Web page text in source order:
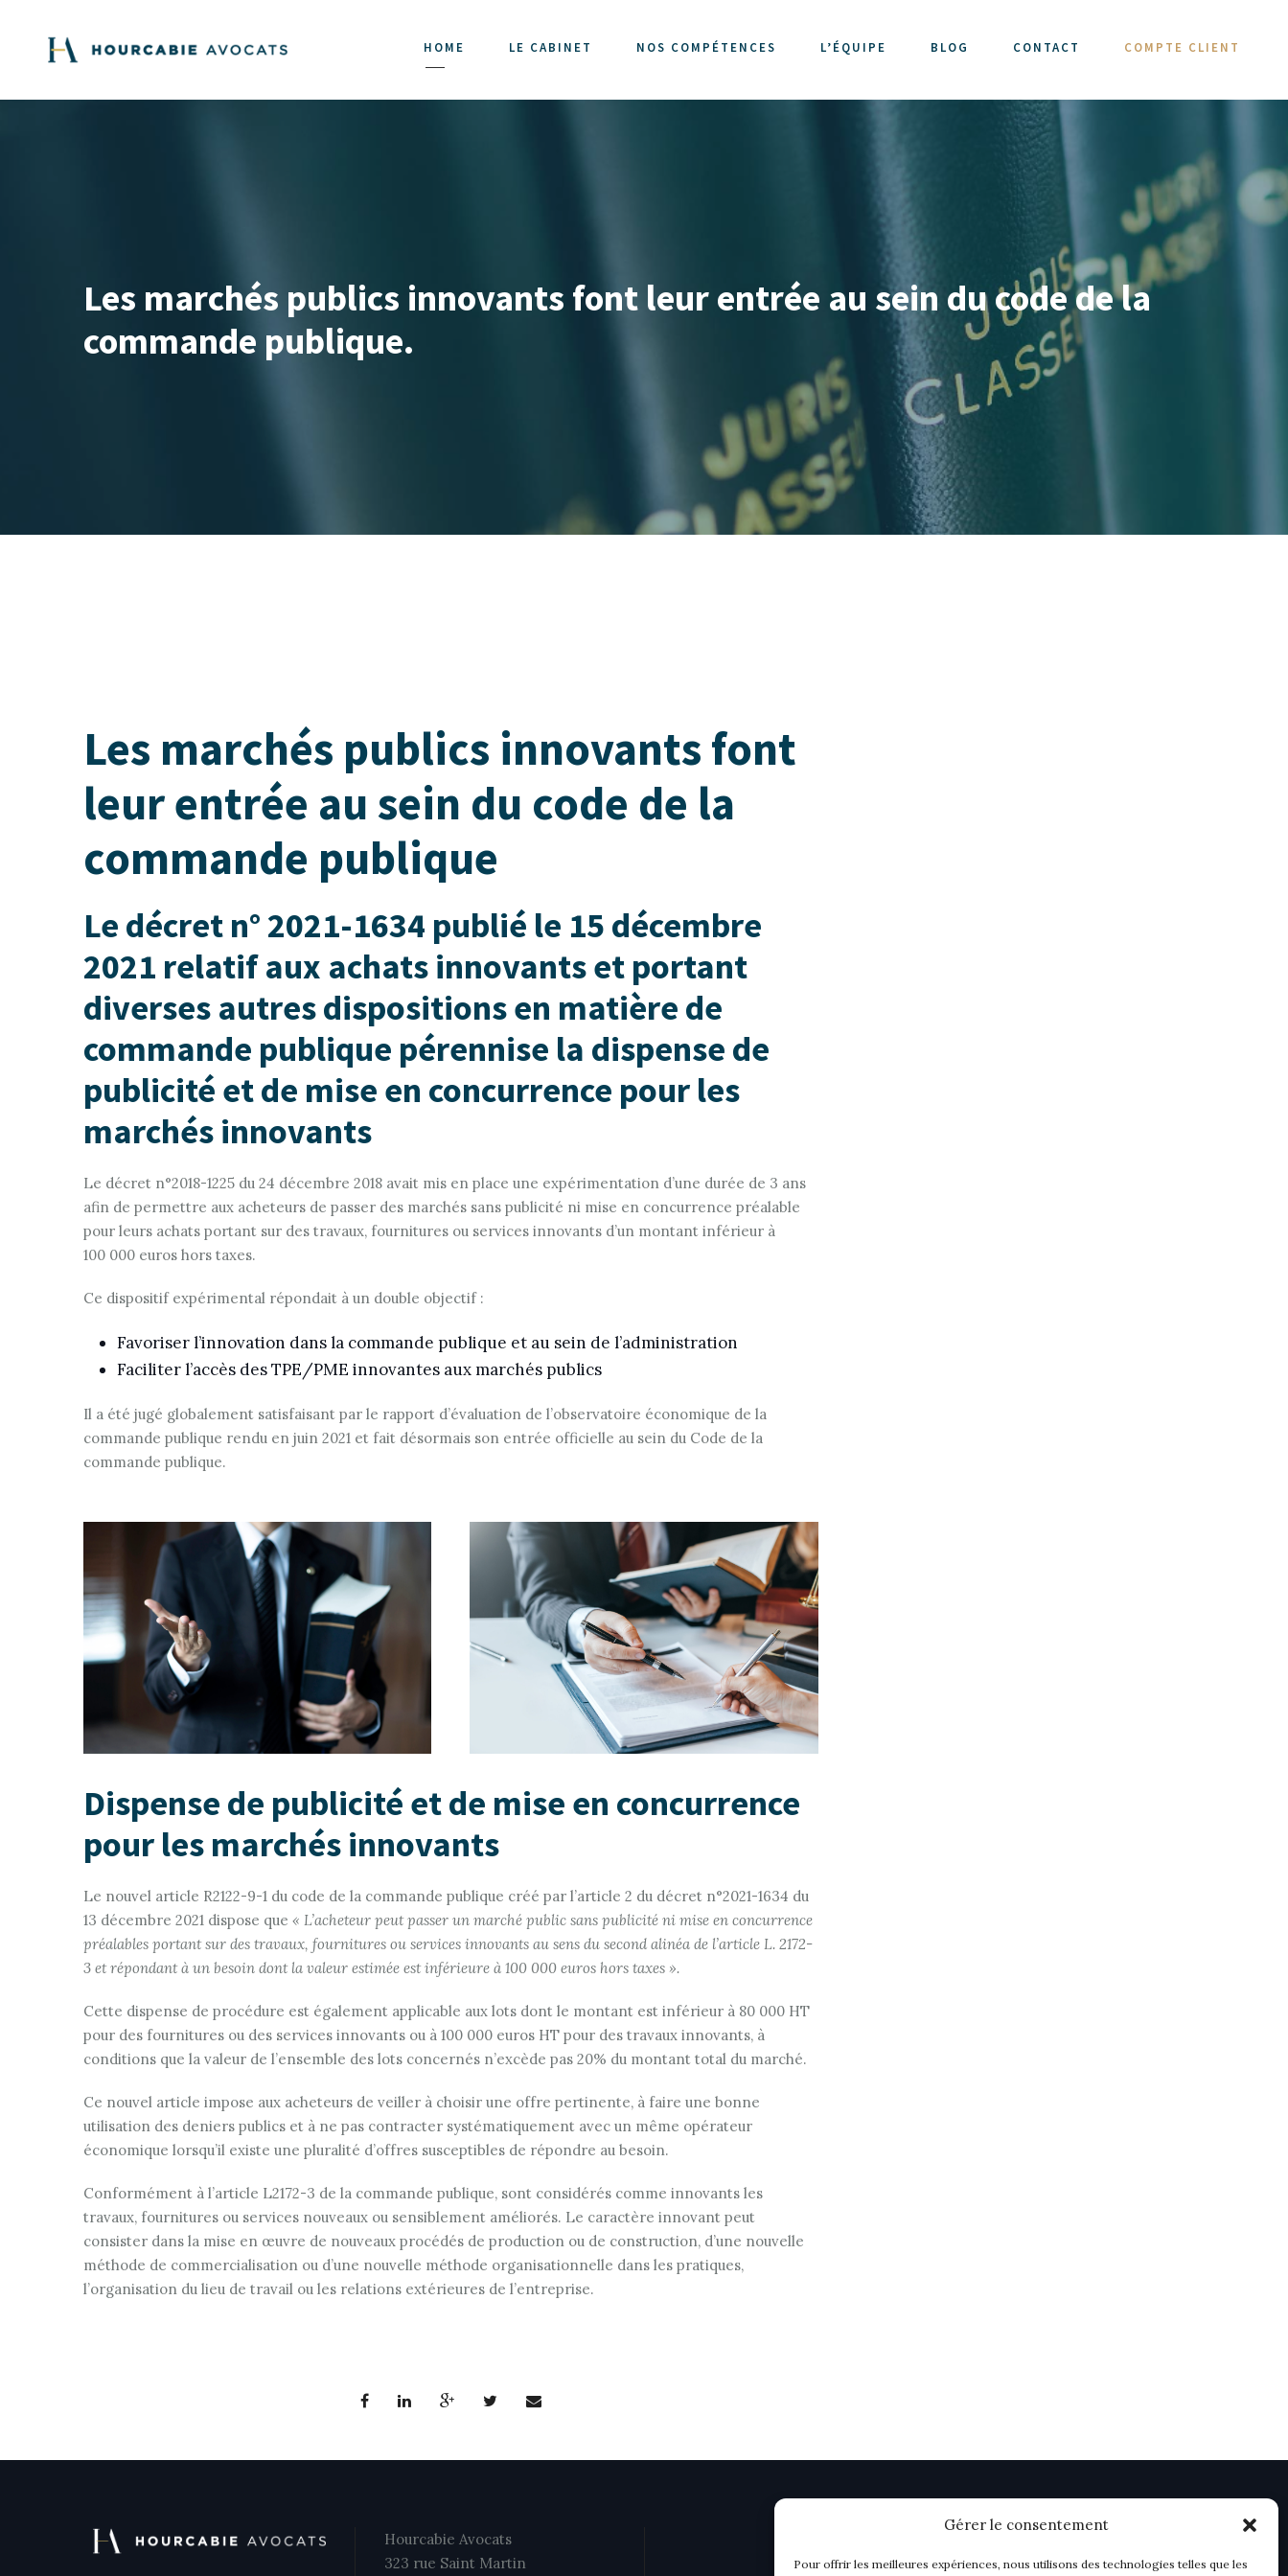
Gérer le consentement
Pour offrir les meilleures expériences, nous utilisons des technologies telles que les
HOME LE CABINET NOS COMPÉTENCES L’ÉQUIPE BLOG CONTACT COMPTE CLIENT
Les marchés publics innovants font leur entrée au sein du code de la
commande publique.
Les marchés publics innovants font
leur entrée au sein du code de la
commande publique
Le décret n° 2021-1634 publié le 15 décembre
2021 relatif aux achats innovants et portant
diverses autres dispositions en matière de
commande publique pérennise la dispense de
publicité et de mise en concurrence pour les
marchés innovants
Le décret n°2018-1225 du 24 décembre 2018 avait mis en place une expérimentation d’une durée de 3 ans
afin de permettre aux acheteurs de passer des marchés sans publicité ni mise en concurrence préalable
pour leurs achats portant sur des travaux, fournitures ou services innovants d’un montant inférieur à
100 000 euros hors taxes.
Ce dispositif expérimental répondait à un double objectif :
Favoriser l’innovation dans la commande publique et au sein de l’administration
Faciliter l’accès des TPE/PME innovantes aux marchés publics
Il a été jugé globalement satisfaisant par le rapport d’évaluation de l’observatoire économique de la
commande publique rendu en juin 2021 et fait désormais son entrée officielle au sein du Code de la
commande publique.
Dispense de publicité et de mise en concurrence
pour les marchés innovants
Le nouvel article R2122-9-1 du code de la commande publique créé par l’article 2 du décret n°2021-1634 du
13 décembre 2021 dispose que « L’acheteur peut passer un marché public sans publicité ni mise en concurrence
préalables portant sur des travaux, fournitures ou services innovants au sens du second alinéa de l’article L. 2172-
3 et répondant à un besoin dont la valeur estimée est inférieure à 100 000 euros hors taxes ».
Cette dispense de procédure est également applicable aux lots dont le montant est inférieur à 80 000 HT
pour des fournitures ou des services innovants ou à 100 000 euros HT pour des travaux innovants, à
conditions que la valeur de l’ensemble des lots concernés n’excède pas 20% du montant total du marché.
Ce nouvel article impose aux acheteurs de veiller à choisir une offre pertinente, à faire une bonne
utilisation des deniers publics et à ne pas contracter systématiquement avec un même opérateur
économique lorsqu’il existe une pluralité d’offres susceptibles de répondre au besoin.
Conformément à l’article L2172-3 de la commande publique, sont considérés comme innovants les
travaux, fournitures ou services nouveaux ou sensiblement améliorés. Le caractère innovant peut
consister dans la mise en œuvre de nouveaux procédés de production ou de construction, d’une nouvelle
méthode de commercialisation ou d’une nouvelle méthode organisationnelle dans les pratiques,
l’organisation du lieu de travail ou les relations extérieures de l’entreprise.
Hourcabie Avocats
323 rue Saint Martin